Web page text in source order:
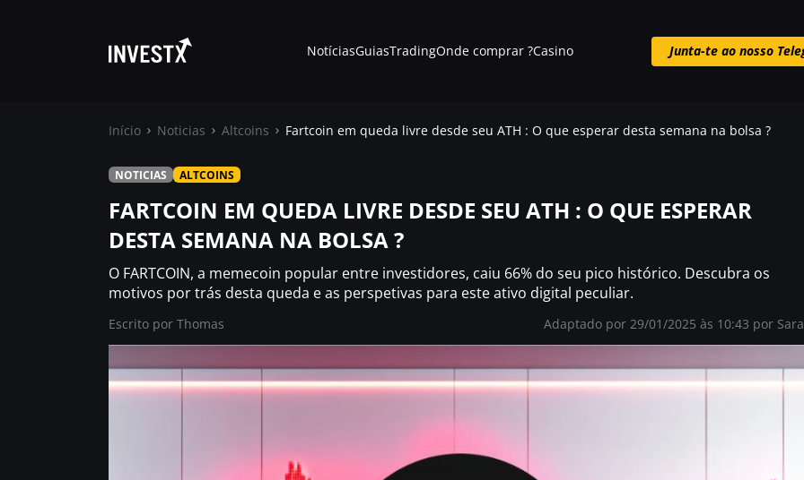
Notícias
Guias
Trading
Onde comprar ?
Casino
NotíciasGuiasTradingOnde comprar ?Casino Junta-te ao nosso
Início Noticias Altcoins Fartcoin em queda livre desde seu ATH : O que esperar desta semana na bolsa ?
NOTICIAS ALTCOINS
FARTCOIN EM QUEDA LIVRE DESDE SEU ATH : O QUE ESPERAR
DESTA SEMANA NA BOLSA ?
O FARTCOIN, a memecoin popular entre investidores, caiu 66% do seu pico histórico. Descubra os
motivos por trás desta queda e as perspetivas para este ativo digital peculiar.
Escrito por Thomas Adaptado por 29/01/2025 às 10:43 por